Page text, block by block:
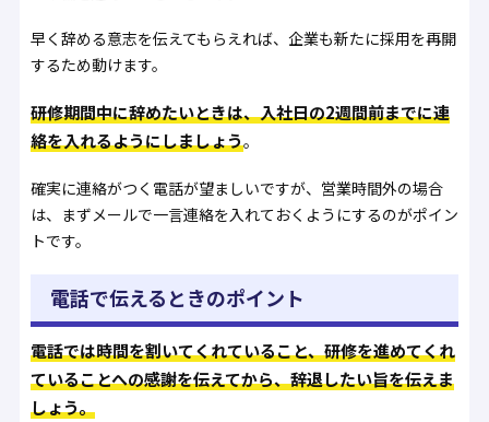
早く辞める意志を伝えてもらえれば、企業も新たに採用を再開
するため動けます。
研修期間中に辞めたいときは、入社日の2週間前までに連
絡を入れるようにしましょう。
確実に連絡がつく電話が望ましいですが、営業時間外の場合
は、まずメールで一言連絡を入れておくようにするのがポイン
トです。
電話で伝えるときのポイント
電話では時間を割いてくれていること、研修を進めてくれ
ていることへの感謝を伝えてから、辞退したい旨を伝えま
しょう。